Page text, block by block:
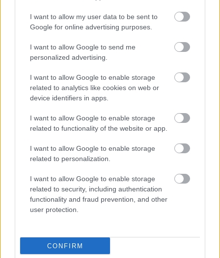
I want to allow my user data to be sent to
Google for online advertising purposes.
I want to allow Google to send me
personalized advertising.
I want to allow Google to enable storage
related to analytics like cookies on web or
device identifiers in apps.
I want to allow Google to enable storage
related to functionality of the website or app.
I want to allow Google to enable storage
related to personalization.
I want to allow Google to enable storage
related to security, including authentication
functionality and fraud prevention, and other
user protection.
CONFIRM
BRUNO FERNANDES
TOVÁBBI NÉGY VÖRÖS
ÖRDÖG TÉRT VISSZA
CARRINGTONBA